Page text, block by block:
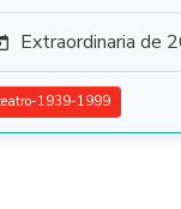
Extraordinaria de
1939-1999